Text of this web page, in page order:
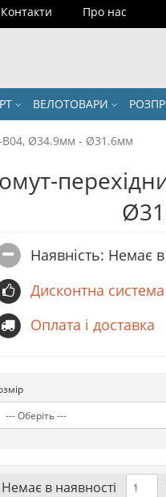
Контакти Про нас
ВЕЛОТОВАРИ
B04, Ø34.9мм - Ø31.6мм
Наявність: Немає
Дисконтна система
Оплата і доставка
Немає в наявностi